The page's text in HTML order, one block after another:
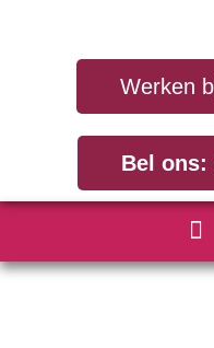
Werken
Bel ons: